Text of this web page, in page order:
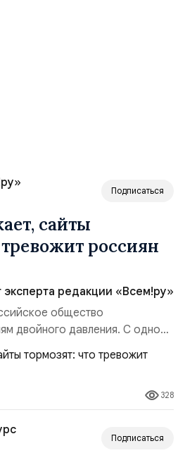
Подписаться
сайты
россиян
эксперта редакции «Всем!ру»
общество
двойного давления. С одной
цен на товары первой
и локальные сбои в
– технологическая
в работе интернета,
осваивать VPN и
из этого бье...
328
Подписаться